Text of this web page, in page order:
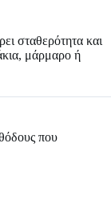
σταθερότητα και
μάρμαρο ή
που